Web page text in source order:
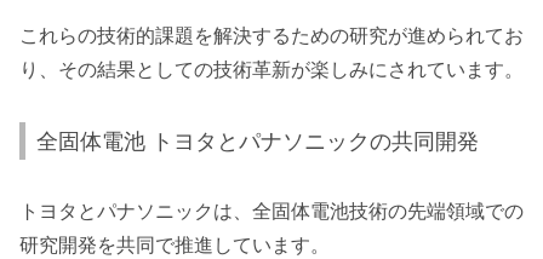
これらの技術的課題を解決するための研究が進められてお
り、その結果としての技術革新が楽しみにされています。
全固体電池 トヨタとパナソニックの共同開発
トヨタとパナソニックは、全固体電池技術の先端領域での
研究開発を共同で推進しています。